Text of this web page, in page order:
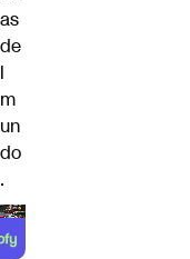
as
de
l
m
un
do
.